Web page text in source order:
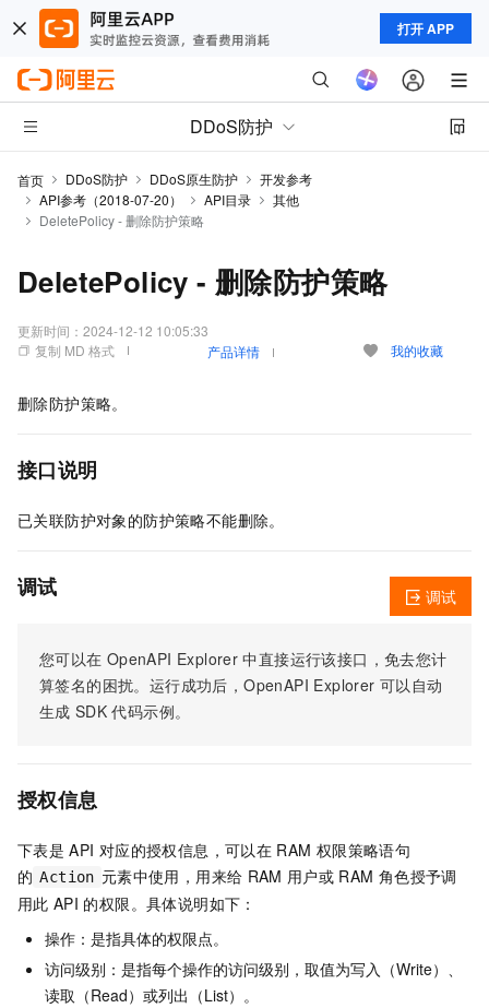
打开 APP
DDoS防护
首页 DDoS防护 DDoS原生防护
开发参考
API参考（2018-07-20）
API目录
其他
DeletePolicy - 删除防护策略
DeletePolicy - 删除防护策略
更新时间： 2024-12-12 10:05:33
复制 MD 格式
产品详情 我的收藏
删除防护策略。
接口说明
已关联防护对象的防护策略不能删除。
调试
您可以在 OpenAPI Explorer 中直接运行该接口，免去您计
算签名的困扰。运行成功后，OpenAPI Explorer 可以自动
生成 SDK 代码示例。
调试
授权信息
下表是 API 对应的授权信息，可以在 RAM 权限策略语句
的 Action 元素中使用，用来给 RAM 用户或 RAM 角色授予调
用此 API 的权限。具体说明如下：
操作：是指具体的权限点。
访问级别：是指每个操作的访问级别，取值为写入（Write）、
读取（Read）或列出（List）。